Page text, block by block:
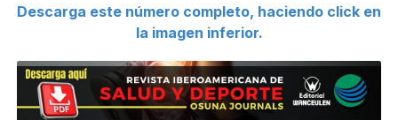
Descarga este número completo, haciendo click en
la imagen inferior.